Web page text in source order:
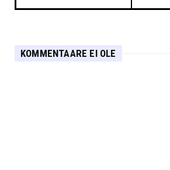
KOMMENTAARE EI OLE